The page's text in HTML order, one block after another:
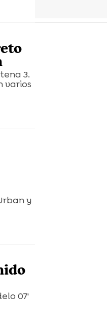
3.
varios
y
07'